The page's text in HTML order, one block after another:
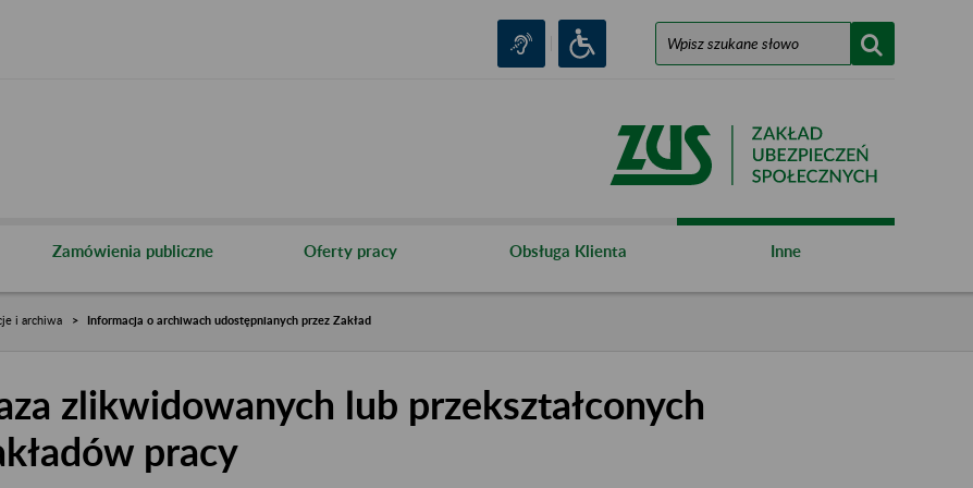
Zamówienia publiczne Oferty pracy Obsługa Klienta Inne
i archiwa Informacja o archiwach udostępnianych przez Zakład
zlikwidowanych lub przekształconych
pracy